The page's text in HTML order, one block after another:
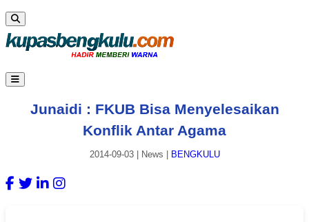
Junaidi : FKUB Bisa Menyelesaikan
Konflik Antar Agama
2014-09-03| News BENGKULU